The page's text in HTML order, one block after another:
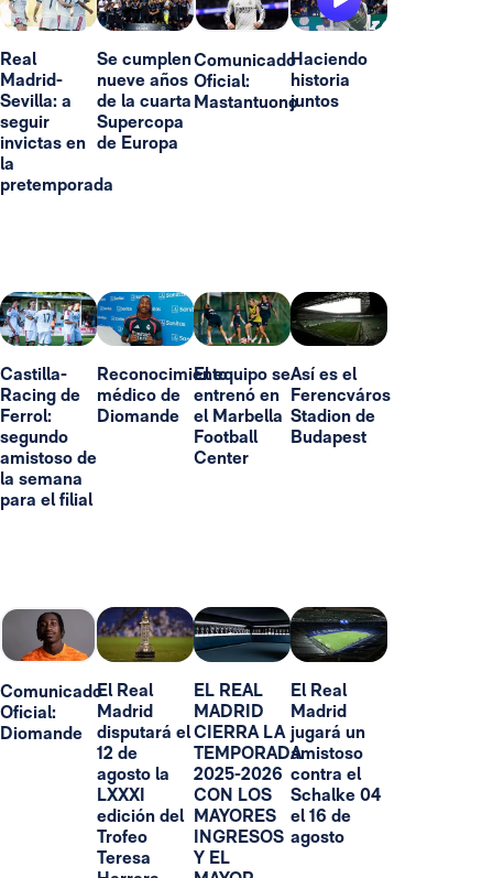
Real
Madrid-
Sevilla: a
seguir
invictas en
la
pretemporada
Se cumplen
nueve años
de la cuarta
Supercopa
de Europa
Comunicado
Oficial:
Mastantuono
Haciendo
historia
juntos
Castilla-
Racing de
Ferrol:
segundo
amistoso de
la semana
para el filial
Reconocimiento
médico de
Diomande
El equipo se
entrenó en
el Marbella
Football
Center
Así es el
Ferencváros
Stadion de
Budapest
Comunicado
Oficial:
Diomande
El Real
Madrid
disputará el
12 de
agosto la
LXXXI
edición del
Trofeo
Teresa
EL REAL
MADRID
CIERRA LA
TEMPORADA
2025-2026
CON LOS
MAYORES
INGRESOS
Y EL
El Real
Madrid
jugará un
amistoso
contra el
Schalke 04
el 16 de
agosto